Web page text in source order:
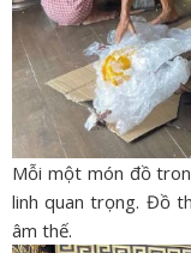
Mỗi một món đồ
linh quan trọng. Đồ
âm thế.